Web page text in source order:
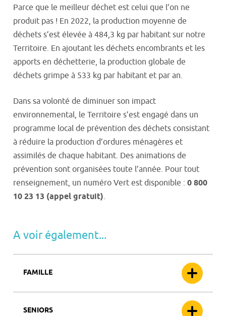
Parce que le meilleur déchet est celui que l’on ne
produit pas ! En 2022, la production moyenne de
déchets s’est élevée à 484,3 kg par habitant sur notre
Territoire. En ajoutant les déchets encombrants et les
apports en déchetterie, la production globale de
déchets grimpe à 533 kg par habitant et par an.
Dans sa volonté de diminuer son impact
environnemental, le Territoire s’est engagé dans un
programme local de prévention des déchets consistant
à réduire la production d’ordures ménagères et
assimilés de chaque habitant. Des animations de
prévention sont organisées toute l’année. Pour tout
renseignement, un numéro Vert est disponible : 0 800
10 23 13 (appel gratuit).
A voir également...
FAMILLE
SENIORS